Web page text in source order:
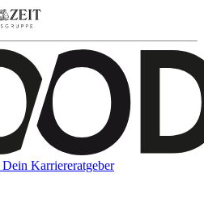
Dein Karriereratgeber